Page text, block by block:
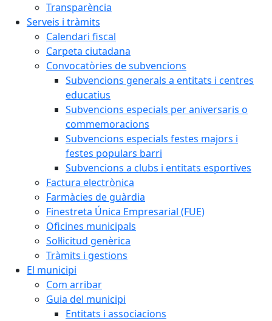
Transparència
Serveis i tràmits
Calendari fiscal
Carpeta ciutadana
Convocatòries de subvencions
Subvencions generals a entitats i centres
educatius
Subvencions especials per aniversaris o
commemoracions
Subvencions especials festes majors i
festes populars barri
Subvencions a clubs i entitats esportives
Factura electrònica
Farmàcies de guàrdia
Finestreta Única Empresarial (FUE)
Oficines municipals
Sol·licitud genèrica
Tràmits i gestions
El municipi
Com arribar
Guia del municipi
Entitats i associacions